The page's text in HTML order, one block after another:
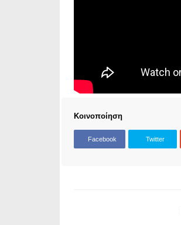
Κοινοποίηση
Facebook Twitter